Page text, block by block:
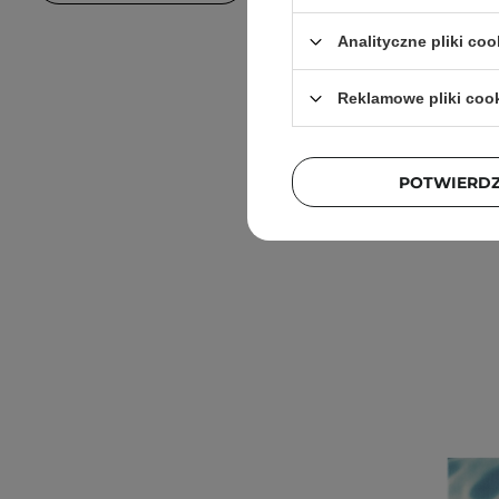
PO:DL -
Gelfting
Analityczne pliki
Reklamowe pliki